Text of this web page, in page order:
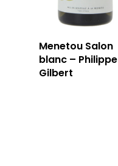
Menetou Salon
blanc – Philippe
Gilbert